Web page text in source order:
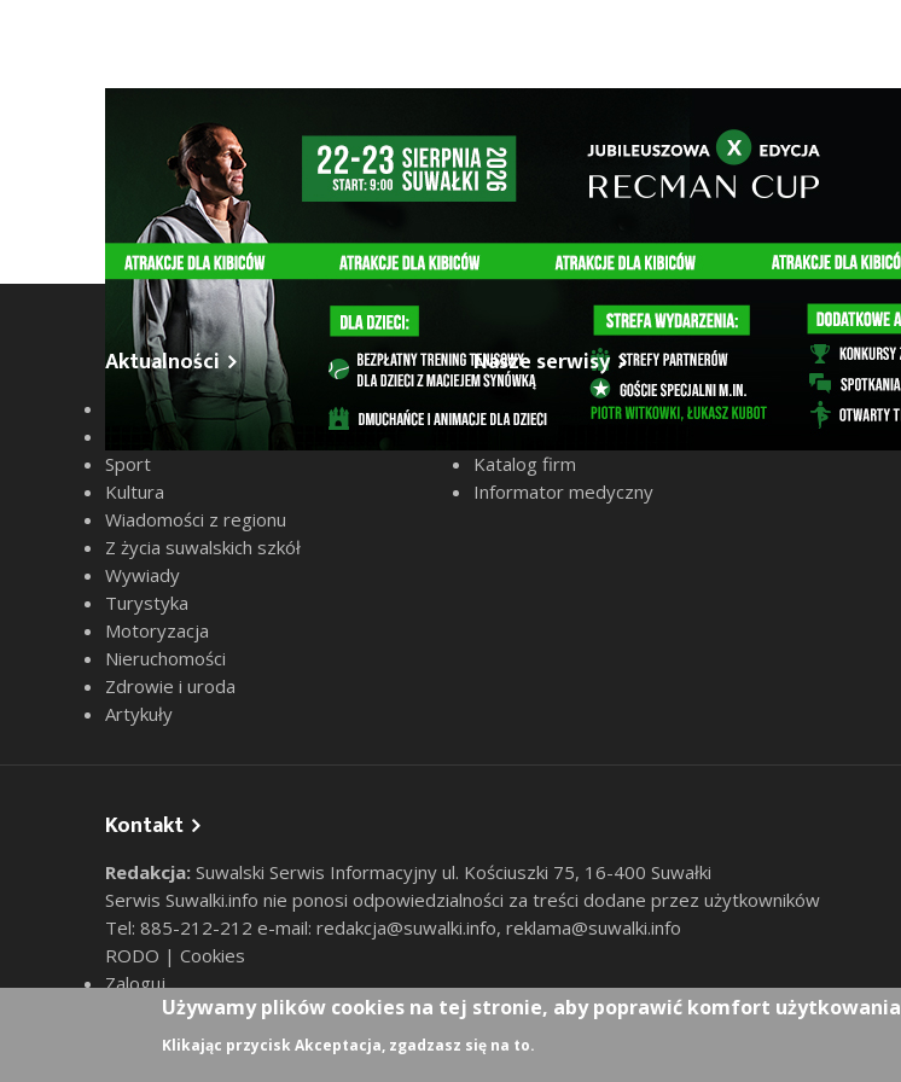
Szukana fraza w ogłoszeniach
nie odszukano ogłoszenia z podana frazą
Aktualności
Wiadomości
Z życia miasta
Sport
Kultura
Wiadomości z regionu
Z życia suwalskich szkół
Wywiady
Turystyka
Motoryzacja
Nieruchomości
Zdrowie i uroda
Artykuły
Nasze serwisy
Ogłoszenia
Katalog firm
Informator medyczny
Kontakt
Redakcja: Suwalski Serwis Informacyjny ul. Kościuszki 75, 16-400 Suwałki
Serwis Suwalki.info nie ponosi odpowiedzialności za treści dodane przez użytkowników
Tel: 885-212-212 e-mail: redakcja@suwalki.info, reklama@suwalki.info
RODO | Cookies
User account menu
Zaloguj
Używamy plików cookies na tej stronie, aby poprawić komfort użytkowania
Klikając przycisk Akceptacja, zgadzasz się na to.